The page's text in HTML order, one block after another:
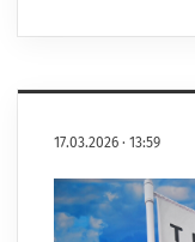
17.03.2026 · 13:59